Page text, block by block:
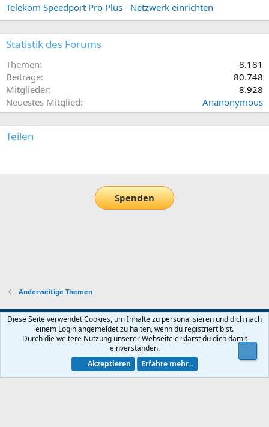
Telekom Speedport Pro Plus - Netzwerk einrichten
Statistik des Forums
Themen
8.181
Beiträge
80.748
Mitglieder
8.928
Neuestes Mitglied
Ananonymous
Teilen
Spenden
Anderweitige Themen
Default-Theme
Nutzungsbedingungen
Datenschutz Hilfe und Impressum Start
Community platform by XenForo® © 2010-2026 XenForo Ltd.
Diese Seite verwendet Cookies, um Inhalte zu personalisieren und dich nach
einem Login angemeldet zu halten, wenn du registriert bist.
Durch die weitere Nutzung unserer Webseite erklärst du dich damit
einverstanden.
Akzeptieren
Erfahre mehr...